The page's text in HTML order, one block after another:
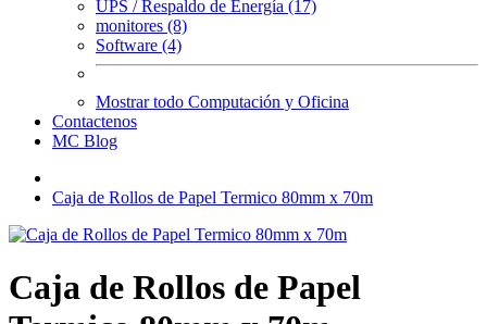
UPS / Respaldo de Energía (17)
monitores (8)
Software (4)
Mostrar todo Computación y Oficina
Contactenos
MC Blog
Caja de Rollos de Papel Termico 80mm x 70m
Caja de Rollos de Papel